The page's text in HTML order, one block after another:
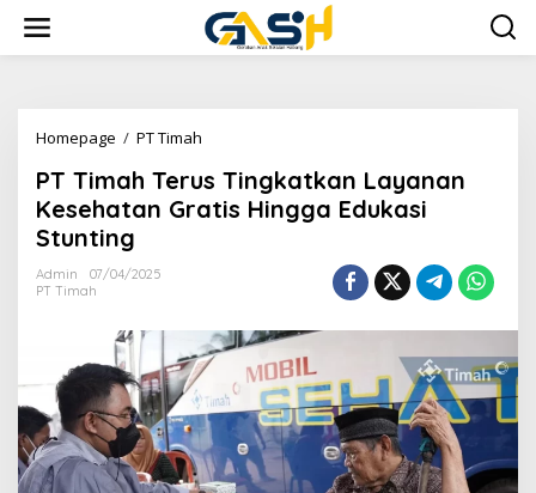
konten
Homepage / PT Timah
Terus
Tingkatkan
Layanan
Stunting
PT Timah Terus Tingkatkan Layanan
Kesehatan Gratis Hingga Edukasi
Stunting
Admin
07/04/2025
PT Timah